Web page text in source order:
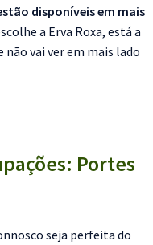
disponíveis em mais
a Erva Roxa, está a
vai ver em mais lado
Portes
seja perfeita do